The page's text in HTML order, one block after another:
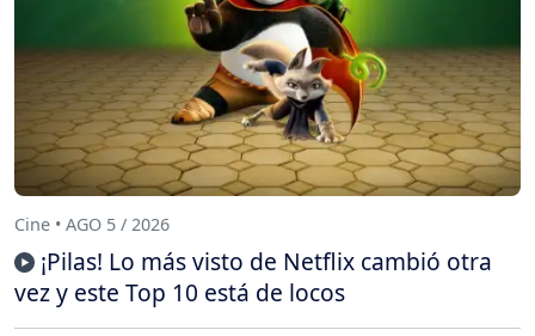
Cine • AGO 5 / 2026
¡Pilas! Lo más visto de Netflix cambió otra
vez y este Top 10 está de locos